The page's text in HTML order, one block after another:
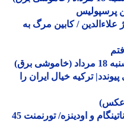
/ کابین مرگ به
ترکیه خیال ایران را
ویدیو| خلاصه بازی بارسلونا مقابل ناتینگام و اودینزه/ تورنمنت 45